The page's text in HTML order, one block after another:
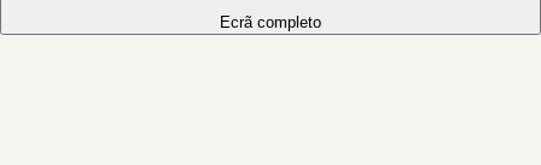
Ecrã completo